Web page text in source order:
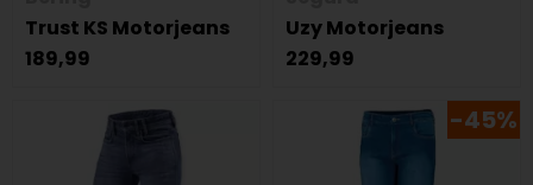
Trust KS Motorjeans
189,99
Uzy Motorjeans
229,99
-45%